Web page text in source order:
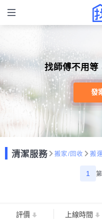
找師傅不用等
發
清潔服務 搬家/回收 搬
1
評價 上線時間